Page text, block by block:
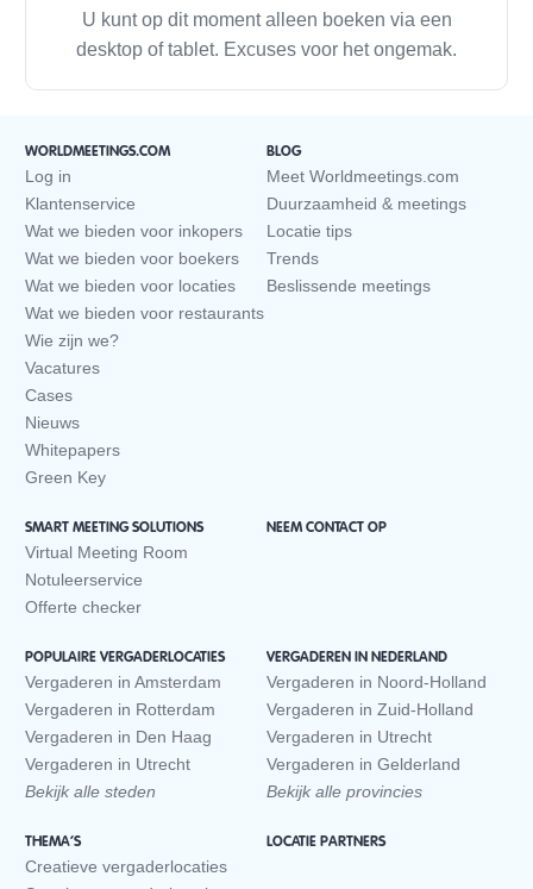
U kunt op dit moment alleen boeken via een
desktop of tablet. Excuses voor het ongemak.
WORLDMEETINGS.COM
Log in
Klantenservice
Wat we bieden voor inkopers
Wat we bieden voor boekers
Wat we bieden voor locaties
Wat we bieden voor restaurants
Wie zijn we?
Vacatures
Cases
Nieuws
Whitepapers
Green Key
BLOG
Meet Worldmeetings.com
Duurzaamheid & meetings
Locatie tips
Trends
Beslissende meetings
SMART MEETING SOLUTIONS
Virtual Meeting Room
Notuleerservice
Offerte checker
NEEM CONTACT OP
POPULAIRE VERGADERLOCATIES
Vergaderen in Amsterdam
Vergaderen in Rotterdam
Vergaderen in Den Haag
Vergaderen in Utrecht
Bekijk alle steden
VERGADEREN IN NEDERLAND
Vergaderen in Noord-Holland
Vergaderen in Zuid-Holland
Vergaderen in Utrecht
Vergaderen in Gelderland
Bekijk alle provincies
THEMA’S
Creatieve vergaderlocaties
LOCATIE PARTNERS